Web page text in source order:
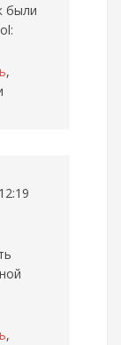
были
,
,